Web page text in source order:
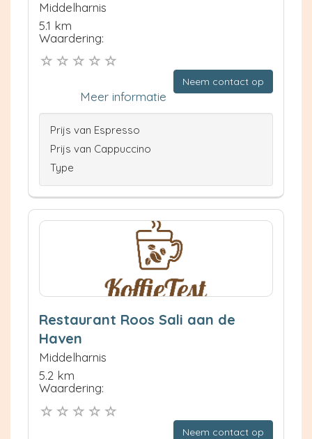
Middelharnis
5.1 km
Waardering:
Neem contact op
Meer informatie
Prijs van Espresso
Prijs van Cappuccino
Type
Restaurant Roos Sali aan de
Haven
Middelharnis
5.2 km
Waardering:
Neem contact op